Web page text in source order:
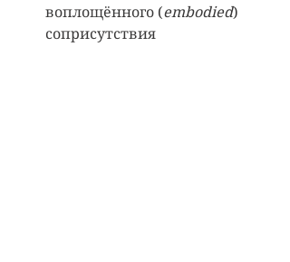
воплощённого (embodied)
соприсутствия